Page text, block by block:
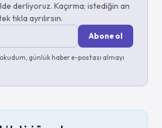
derliyoruz. Kaçırma; istediğin an
tıkla ayrılırsın.
Abone ol
okudum, günlük haber e-postası almayı